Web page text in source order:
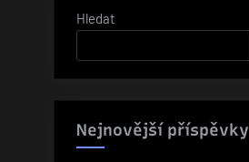
Hledat
Nejnovější příspěvky